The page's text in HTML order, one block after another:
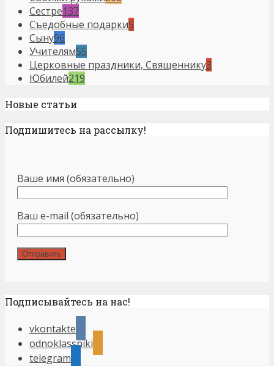
Сестре137
Съедобные подарки5
Сыну96
Учителям55
Церковные праздники, Священнику3
Юбилей219
Новые статьи
Подпишитесь на рассылку!
Ваше имя (обязательно)
Ваш e-mail (обязательно)
Подписывайтесь на нас!
vkontakte
odnoklassniki
telegram